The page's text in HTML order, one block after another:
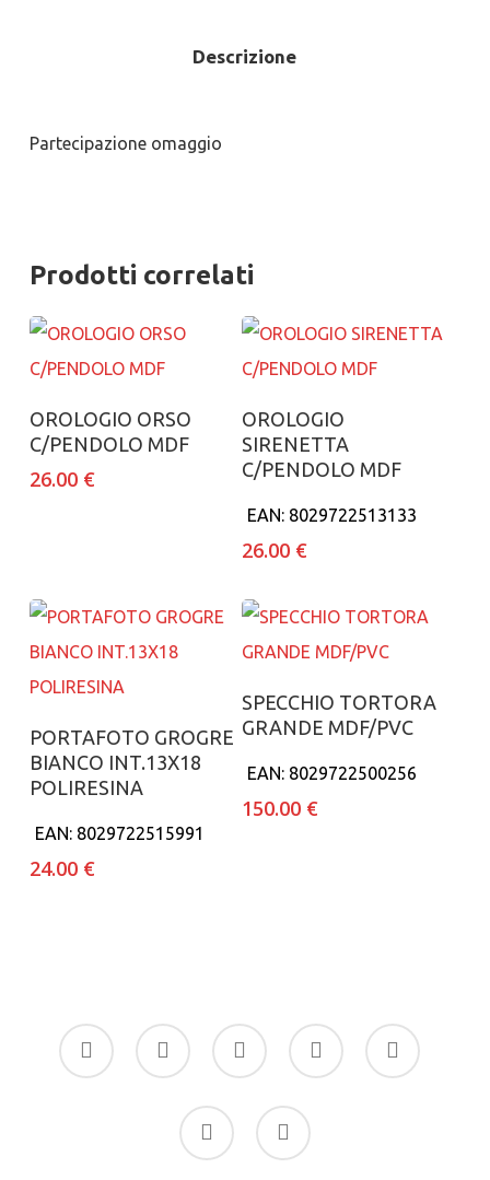
Descrizione
Partecipazione omaggio
Prodotti correlati
Aggiungi al carrello
OROLOGIO ORSO
C/PENDOLO MDF
26.00 €
Aggiungi al carrello
OROLOGIO
SIRENETTA
C/PENDOLO MDF
EAN: 8029722513133
26.00 €
Aggiungi al carrello
PORTAFOTO GROGRE
BIANCO INT.13X18
POLIRESINA
EAN: 8029722515991
24.00 €
Aggiungi al carrello
SPECCHIO TORTORA
GRANDE MDF/PVC
EAN: 8029722500256
150.00 €
facebook
google-
plus
instagram whatsapp tiktok
phone email